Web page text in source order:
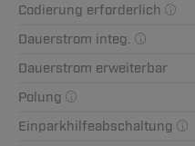
Codierung erforderlich
Dauerstrom integ.
Dauerstrom erweiterbar
Polung
Einparkhilfeabschaltung